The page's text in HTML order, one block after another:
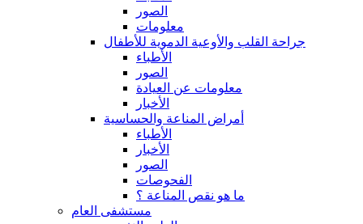
الصور
معلومات
جراحة القلب والأوعية الدموية للأطفال
الأطباء
الصور
معلومات عن العيادة
الأخبار
أمراض المناعة والحساسية
الأطباء
الأخبار
الصور
الفحوصات
ما هو نقص المناعة ؟
مستشفى العام